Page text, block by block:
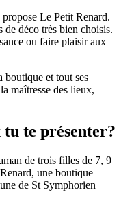
propose Le Petit Renard.
de déco très bien choisis.
ou faire plaisir aux
boutique et tout ses
maîtresse des lieux,
te présenter?
de trois filles de 7, 9
une boutique
de St Symphorien